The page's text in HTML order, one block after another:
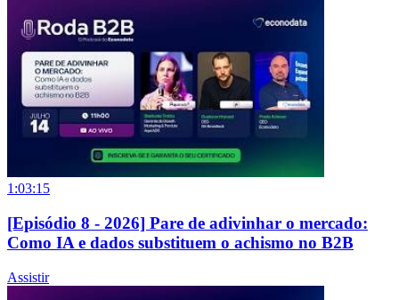
1:03:15
[Episódio 8 - 2026] Pare de adivinhar o mercado:
Como IA e dados substituem o achismo no B2B
Assistir